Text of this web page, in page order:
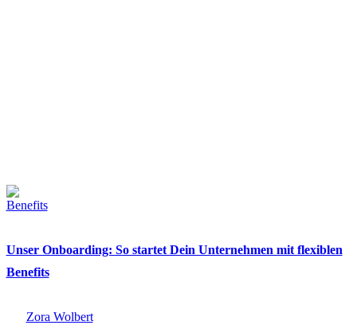
Benefits
Unser Onboarding: So startet Dein Unternehmen mit flexiblen
Benefits
Zora Wolbert